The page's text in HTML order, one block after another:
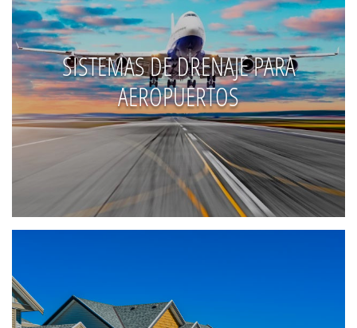
SISTEMAS DE DRENAJE PARA
AEROPUERTOS